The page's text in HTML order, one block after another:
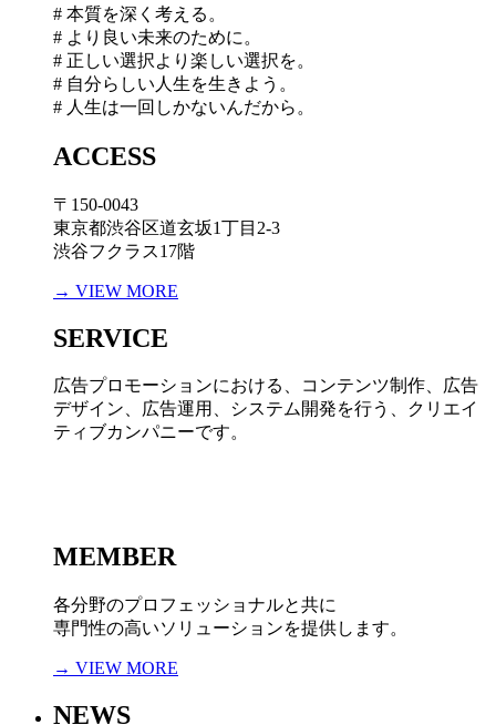
# 本質を深く考える。
# より良い未来のために。
# 正しい選択より楽しい選択を。
# 自分らしい人生を生きよう。
# 人生は一回しかないんだから。
ACCESS
〒150-0043
東京都渋谷区道玄坂1丁目2-3
渋谷フクラス17階
→ VIEW MORE
SERVICE
広告プロモーションにおける、コンテンツ制作、広告
デザイン、広告運用、システム開発を行う、
クリエイ
ティブカンパニーです。
MEMBER
各分野のプロフェッショナルと共に
専門性の高いソリューションを提供します。
→ VIEW MORE
NEWS